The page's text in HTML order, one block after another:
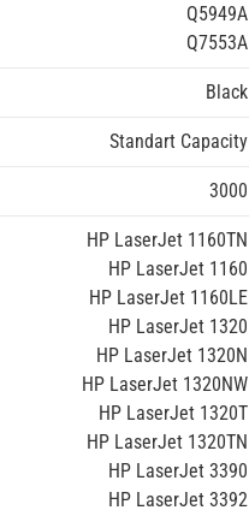
Q5949A
Q7553A
Black
Standart Capacity
3000
HP LaserJet 1160TN
HP LaserJet 1160
HP LaserJet 1160LE
HP LaserJet 1320
HP LaserJet 1320N
HP LaserJet 1320NW
HP LaserJet 1320T
HP LaserJet 1320TN
HP LaserJet 3390
HP LaserJet 3392